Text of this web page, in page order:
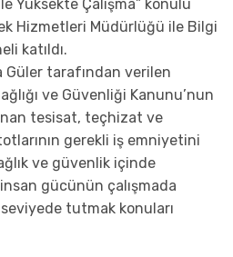
Yüksekte Çalışma” konulu
Hizmetleri Müdürlüğü ile Bilgi
katıldı.
Güler tarafından verilen
ve Güvenliği Kanunu’nun
tesisat, teçhizat ve
gerekli iş emniyetini
ve güvenlik içinde
insan gücünün çalışmada
seviyede tutmak konuları